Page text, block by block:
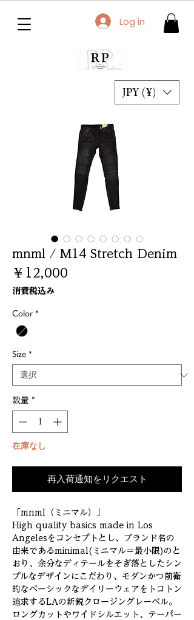
JPY (¥)
Log in
mnml / M14 Stretch Denim
￥12,000
消費税込み
Color *
Size *
数量 *
在庫なし
再入荷通知をリクエスト
「mnml（ミニマル）」
High quality basics made in Los
Angelesをコンセプトとし、ブランド名の
由来であるminimal(ミニマル＝最小限)のと
おり、余分なディテールをそぎ落としたシン
プルなデザインにこだわり、モダンかつ前衛
的なベーシックなデイリーウェアをトコトン
追求するLAの新鋭クロージングレーベル。
ロングカットやワイドシルエット、テーパー